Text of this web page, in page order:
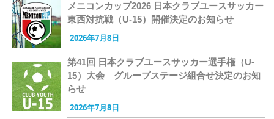
メニコンカップ2026 日本クラブユースサッカー
東西対抗戦（U-15）開催決定のお知らせ
2026年7月8日
第41回 日本クラブユースサッカー選手権（U-
15）大会 グループステージ組合せ決定のお知
らせ
2026年7月8日